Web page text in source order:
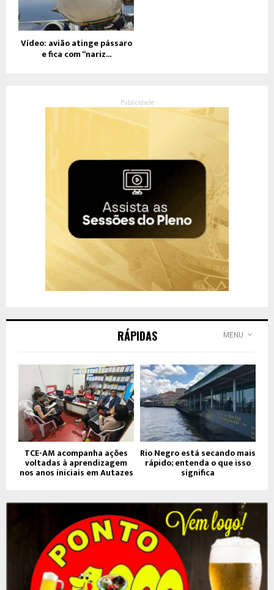
Vídeo: avião atinge pássaro
e fica com “nariz...
Publicidade
RÁPIDAS MENU
TCE-AM acompanha ações
voltadas à aprendizagem
nos anos iniciais em Autazes
Rio Negro está secando mais
rápido; entenda o que isso
significa